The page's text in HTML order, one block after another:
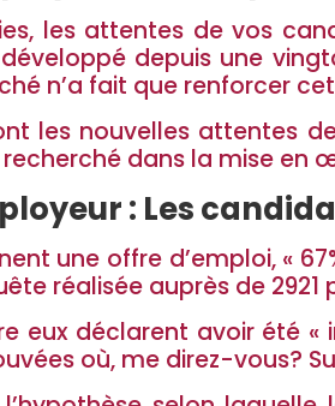
les attentes de vos
depuis une
n’a fait que renforcer
les nouvelles attentes
recherché dans la mise en
: Les
une offre d’emploi, «
réalisée auprès de 2921
eux déclarent avoir été
où, me direz-vous?